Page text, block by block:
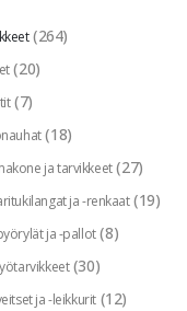
(264)
(20)
(7)
(18)
ja tarvikkeet (27)
ja -renkaat (19)
ja -pallot (8)
(30)
ja -leikkurit (12)